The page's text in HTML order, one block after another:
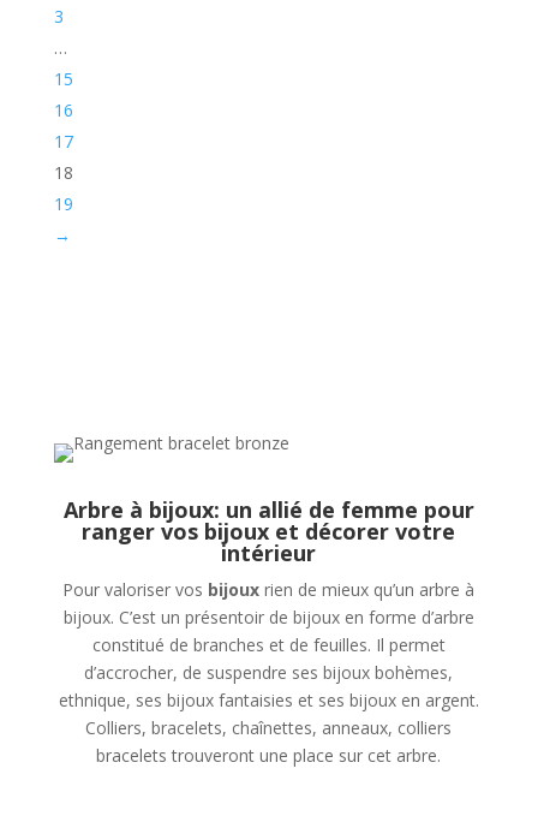
3
…
15
16
17
18
19
→
Arbre à bijoux: un allié de femme pour
ranger vos bijoux et décorer votre
intérieur
Pour valoriser vos bijoux rien de mieux qu’un arbre à
bijoux. C’est un présentoir de bijoux en forme d’arbre
constitué de branches et de feuilles. Il permet
d’accrocher, de suspendre ses bijoux bohèmes,
ethnique, ses bijoux fantaisies et ses bijoux en argent.
Colliers, bracelets, chaînettes, anneaux, colliers
bracelets trouveront une place sur cet arbre.